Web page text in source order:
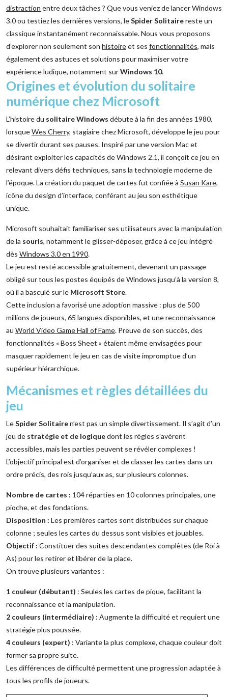
distraction entre deux tâches ? Que vous veniez de lancer Windows
3.0 ou testiez les dernières versions, leSpider Solitairereste un
classique instantanément reconnaissable. Nous vous proposons
d’explorer non seulement son histoireet ses fonctionnalités, mais
également des astuces et solutions pour maximiser votre
expérience ludique, notamment surWindows 10.
Origines et évolution du solitaire
numérique chez Microsoft
L’histoire du solitaire Windows débute à la fin des années 1980,
lorsqueWes Cherry, stagiaire chez Microsoft, développe le jeu pour
se divertir durant ses pauses. Inspiré par une version Mac et
désirant exploiter les capacités de Windows 2.1, il conçoit ce jeu en
relevant divers défis techniques, sans la technologie moderne de
l’époque. La création du paquet de cartes fut confiée à Susan Kare,
icône du design d’interface, conférant au jeu son esthétique
unique.
Microsoft souhaitait familiariser ses utilisateurs avec la manipulation
de la souris, notamment le glisser-déposer, grâce à ce jeu intégré
dès Windows 3.0 en 1990.
Le jeu est resté accessible gratuitement, devenant un passage
obligé sur tous les postes équipés de Windows jusqu’à la version 8,
où il a basculé sur le Microsoft Store.
Cette inclusion a favorisé une adoption massive : plus de 500
millions de joueurs, 65 langues disponibles, et une reconnaissance
au World Video Game Hall of Fame. Preuve de son succès, des
fonctionnalités « Boss Sheet » étaient même envisagées pour
masquer rapidement le jeu en cas de visite impromptue d’un
supérieur hiérarchique.
Mécanismes et règles détaillées du
jeu
LeSpider Solitairen’est pas un simple divertissement. Il s’agit d’un
jeu de stratégie et de logiquedont les règles s’avèrent
accessibles, mais les parties peuvent se révéler complexes !
L’objectif principal est d’organiser et de classer les cartes dans un
ordre précis, des rois jusqu’aux as, sur plusieurs colonnes.
Nombre de cartes : 104 réparties en 10 colonnes principales, une
pioche, et des fondations.
Disposition : Les premières cartes sont distribuées sur chaque
colonne ; seules les cartes du dessus sont visibles et jouables.
Objectif : Constituer des suites descendantes complètes (de Roi à
As) pour les retirer et libérer de la place.
On trouve plusieurs variantes :
1 couleur (débutant) : Seules les cartes de pique, facilitant la
reconnaissance et la manipulation.
2 couleurs (intermédiaire) : Augmente la difficulté et requiert une
stratégie plus poussée.
4 couleurs (expert) : Variante la plus complexe, chaque couleur doit
former sa propre suite.
Les différences de difficulté permettent une progression adaptée à
tous les profils de joueurs.